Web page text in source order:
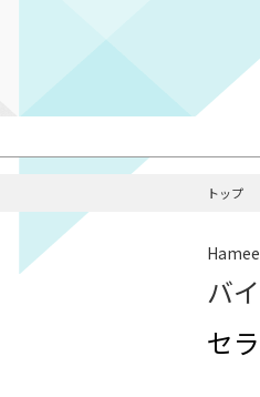
トップ
Hamee
バ
セ